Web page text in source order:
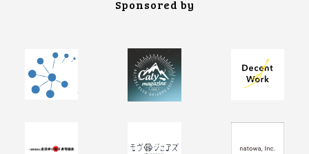
Sponsored by